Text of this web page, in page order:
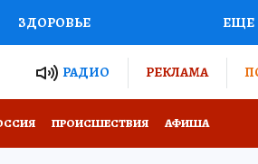
ЗДОРОВЬЕ
РОССИИ
ЕЩЕ
РАДИО РЕКЛАМА
ПРОИСШЕСТВИЯ АФИША